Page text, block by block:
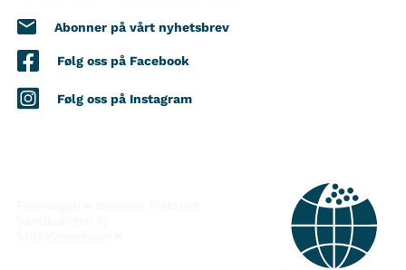
Abonner på vårt nyhetsbrev
Følg oss på Facebook
Følg oss på Instagram